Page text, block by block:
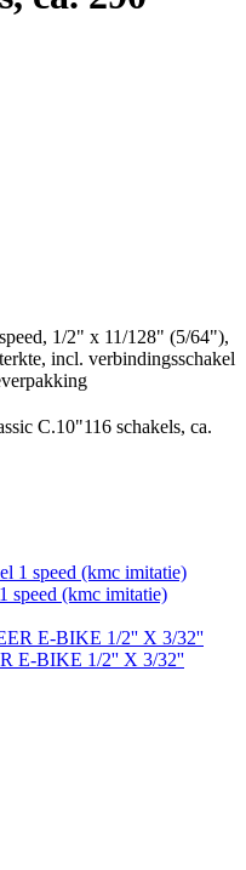
1/2" x 11/128" (5/64"),
incl. verbindingsschakel
C.10"116 schakels, ca.
speed (kmc imitatie)
E-BIKE 1/2'' X 3/32''